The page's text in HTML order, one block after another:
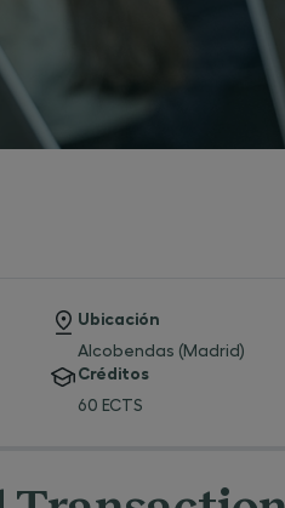
Ubicación
Alcobendas (Madrid)
Créditos
60 ECTS